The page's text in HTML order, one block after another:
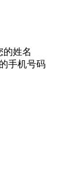
的姓名
手机号码